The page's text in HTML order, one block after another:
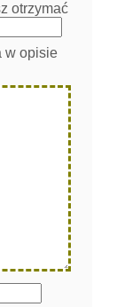
otrzymać
w opisie